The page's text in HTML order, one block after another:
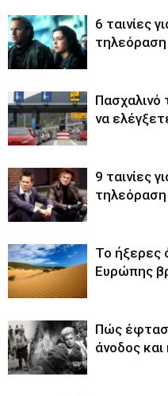
6 ταινίες
τηλεόραση
Πασχαλινό
να
9 ταινίες
τηλεόραση
Το ήξερες
Ευρώπης
Πώς
άνοδος